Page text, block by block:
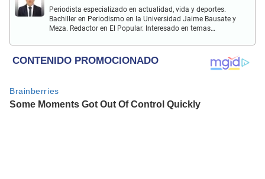
Periodista especializado en actualidad, vida y deportes.
Bachiller en Periodismo en la Universidad Jaime Bausate y
Meza. Redactor en El Popular. Interesado en temas
internacional, trucos caseros y educación.